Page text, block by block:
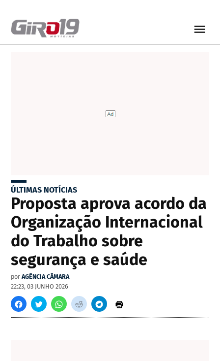
ÚLTIMAS NOTÍCIAS
Proposta aprova acordo da
Organização Internacional
do Trabalho sobre
segurança e saúde
por AGÊNCIA CÂMARA
22:23, 03 JUNHO 2026